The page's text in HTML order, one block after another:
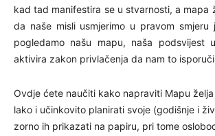
kad tad manifestira se u stvarnosti, a mapa
da naše misli usmjerimo u pravom
pogledamo našu mapu, naša podsvijest
aktivira zakon privlačenja da nam to
Ovdje ćete naučiti kako napraviti Mapu
lako i učinkovito planirati svoje (godišnje i
zorno ih prikazati na papiru, pri tome